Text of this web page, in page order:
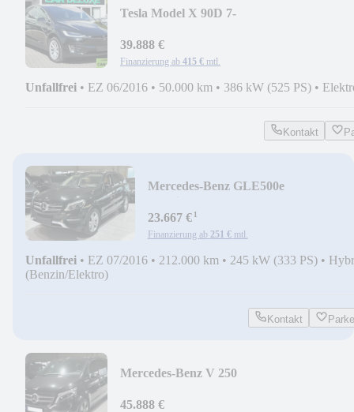
Tesla Model X 90D 7-
39.888 €
Finanzierung ab 415 € mtl.
Unfallfrei • EZ 06/2016 • 50.000 km • 386 kW (525 PS) •
Kontakt
Mercedes-Benz GLE500e
GO
23.667 €¹
Finanzierung ab 251 € mtl.
Unfallfrei • EZ 07/2016 • 212.000 km • 245 kW (333 PS) •
(Benzin/Elektro)
Kontakt
Mercedes-Benz V 250
360°
45.888 €